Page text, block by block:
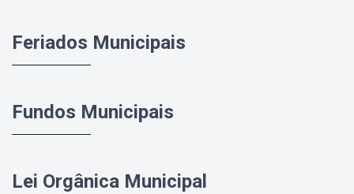
Feriados Municipais
Fundos Municipais
Lei Orgânica Municipal